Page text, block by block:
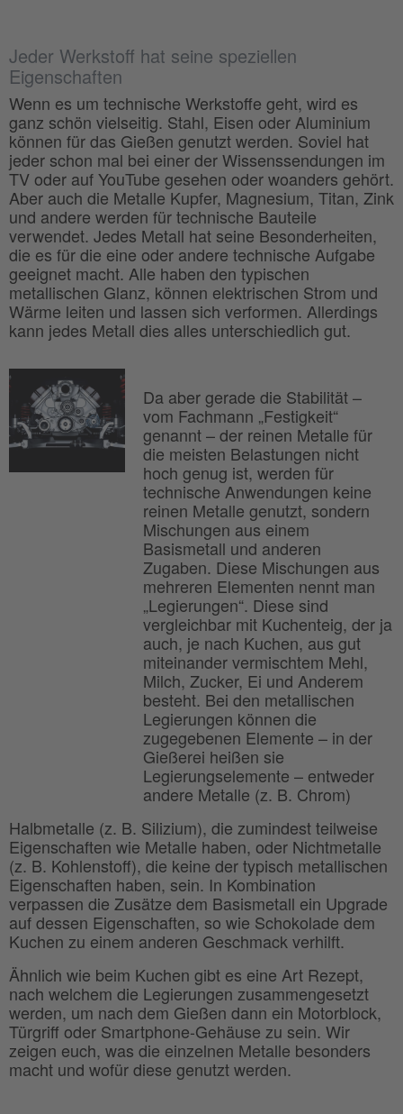
Jeder Werkstoff hat seine speziellen
Eigenschaften
Wenn es um technische Werkstoffe geht, wird es
ganz schön vielseitig. Stahl, Eisen oder Aluminium
können für das Gießen genutzt werden. Soviel hat
jeder schon mal bei einer der Wissenssendungen im
TV oder auf YouTube gesehen oder woanders gehört.
Aber auch die Metalle Kupfer, Magnesium, Titan, Zink
und andere werden für technische Bauteile
verwendet. Jedes Metall hat seine Besonderheiten,
die es für die eine oder andere technische Aufgabe
geeignet macht. Alle haben den typischen
metallischen Glanz, können elektrischen Strom und
Wärme leiten und lassen sich verformen. Allerdings
kann jedes Metall dies alles unterschiedlich gut.
Da aber gerade die Stabilität –
vom Fachmann „Festigkeit“
genannt – der reinen Metalle für
die meisten Belastungen nicht
hoch genug ist, werden für
technische Anwendungen keine
reinen Metalle genutzt, sondern
Mischungen aus einem
Basismetall und anderen
Zugaben. Diese Mischungen aus
mehreren Elementen nennt man
„Legierungen“. Diese sind
vergleichbar mit Kuchenteig, der ja
auch, je nach Kuchen, aus gut
miteinander vermischtem Mehl,
Milch, Zucker, Ei und Anderem
besteht. Bei den metallischen
Legierungen können die
zugegebenen Elemente – in der
Gießerei heißen sie
Legierungselemente – entweder
andere Metalle (z. B. Chrom)
Halbmetalle (z. B. Silizium), die zumindest teilweise
Eigenschaften wie Metalle haben, oder Nichtmetalle
(z. B. Kohlenstoff), die keine der typisch metallischen
Eigenschaften haben, sein. In Kombination
verpassen die Zusätze dem Basismetall ein Upgrade
auf dessen Eigenschaften, so wie Schokolade dem
Kuchen zu einem anderen Geschmack verhilft.
Ähnlich wie beim Kuchen gibt es eine Art Rezept,
nach welchem die Legierungen zusammengesetzt
werden, um nach dem Gießen dann ein Motorblock,
Türgriff oder Smartphone-Gehäuse zu sein. Wir
zeigen euch, was die einzelnen Metalle besonders
macht und wofür diese genutzt werden.